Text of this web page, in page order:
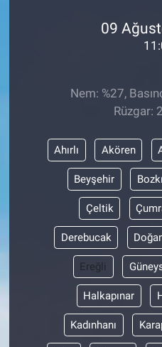
09
Nem: %27,
Rüzgar:
Ahırlı Akören
Beyşehir
Çeltik
Derebucak
Ereğli
Halkapınar
Kadınhanı